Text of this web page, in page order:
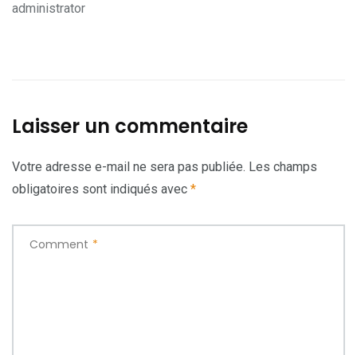
administrator
Laisser un commentaire
Votre adresse e-mail ne sera pas publiée. Les champs
obligatoires sont indiqués avec *
Comment *